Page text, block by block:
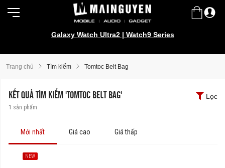
Galaxy Watch Ultra2 | Watch9 Series
Trang chủ Tìm kiếm Tomtoc Belt Bag
KẾT QUẢ TÌM KIẾM 'TOMTOC BELT BAG'
1 sản phẩm
Lọc
Mới nhất Giá cao Giá thấp
NEW